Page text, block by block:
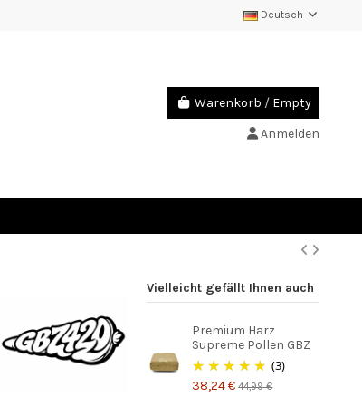
Deutsch
Warenkorb / Empty
Anmelden
Vielleicht gefällt Ihnen auch
Premium Harz
Supreme Pollen GBZ
(3)
38,24 € 44,99 €